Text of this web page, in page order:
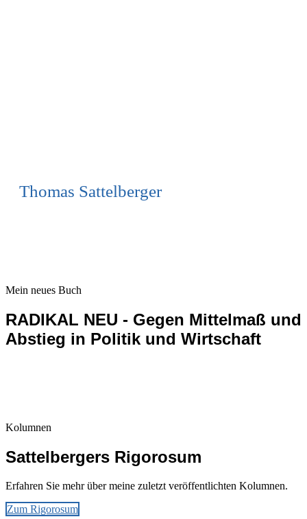
Thomas Sattelberger
Mein neues Buch
RADIKAL NEU - Gegen Mittelmaß und
Abstieg in Politik und Wirtschaft
Kolumnen
Sattelbergers Rigorosum
Erfahren Sie mehr über meine zuletzt veröffentlichten Kolumnen.
Zum Rigorosum